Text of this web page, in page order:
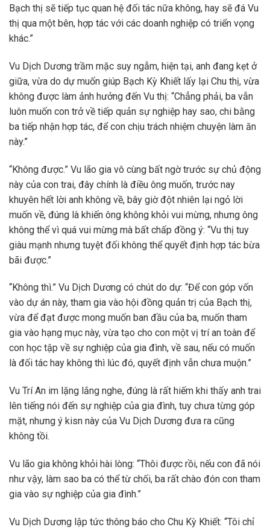
Bạch thị sẽ tiếp tục quan hệ đối tác nữa không, hay sẽ đá Vu
thị qua một bên, hợp tác với các doanh nghiệp có triển vọng
khác.”
Vu Dịch Dương trầm mặc suy ngẫm, hiện tại, anh đang kẹt ở
giữa, vừa do dự muốn giúp Bạch Kỳ Khiết lấy lại Chu thị, vừa
không được làm ảnh hưởng đến Vu thị: “Chẳng phải, ba vẫn
luôn muốn con trở về tiếp quản sự nghiệp hay sao, chi bằng
ba tiếp nhận hợp tác, để con chịu trách nhiệm chuyện làm ăn
này.”
“Không được.” Vu lão gia vô cùng bất ngờ trước sự chủ động
này của con trai, đây chính là điều ông muốn, trước nay
khuyên hết lời anh không về, bây giờ đột nhiên lại ngỏ lời
muốn về, đúng là khiến ông không khỏi vui mừng, nhưng ông
không thể vì quá vui mừng mà bất chấp đồng ý: “Vu thị tuy
giàu mạnh nhưng tuyệt đối không thể quyết định hợp tác bừa
bãi được.”
“Không thì.” Vu Dịch Dương có chút do dự: “Để con góp vốn
vào dự án này, tham gia vào hội đồng quản trị của Bạch thị,
vừa để đạt được mong muốn ban đầu của ba, muốn tham
gia vào hạng mục này, vừa tạo cho con một vị trí an toàn để
con học tập về sự nghiệp của gia đình, về sau, nếu có muốn
là đối tác hay không thì lúc đó, quyết định vẫn chưa muộn.”
Vu Trí An im lặng lắng nghe, đúng là rất hiếm khi thấy anh trai
lên tiếng nói đến sự nghiệp của gia đình, tuy chưa từng góp
mặt, nhưng ý kisn này của Vu Dịch Dương đưa ra cũng
không tồi.
Vu lão gia không khỏi hài lòng: “Thôi được rồi, nếu con đã nói
như vậy, làm sao ba có thể từ chối, ba rất chào đón con tham
gia vào sự nghiệp của gia đình.”
Vu Dịch Dương lập tức thông báo cho Chu Kỳ Khiết: “Tôi chỉ